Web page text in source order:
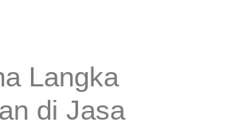
Langka
di Jasa